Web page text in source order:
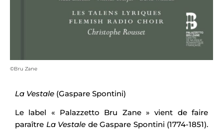
©Bru Zane
La Vestale (Gaspare Spontini)
Le label « Palazzetto Bru Zane » vient de faire
paraître La Vestale de Gaspare Spontini (1774-1851).